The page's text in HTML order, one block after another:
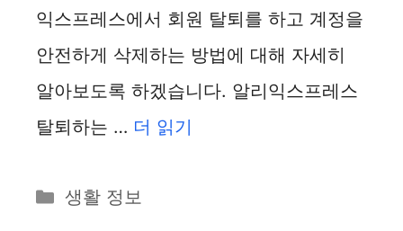
익스프레스에서 회원 탈퇴를 하고 계정을
안전하게 삭제하는 방법에 대해 자세히
알아보도록 하겠습니다. 알리익스프레스
탈퇴하는 … 더 읽기
카
생활 정보